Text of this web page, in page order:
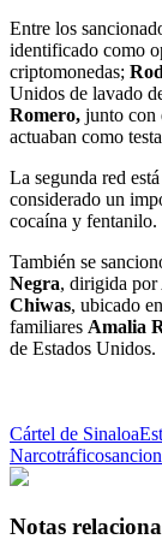
Entre los
identificado como
criptomonedas;
Unidos de lavado
Romero, junto con
actuaban como
La segunda red
considerado un
cocaína y fentanilo.
También se
Negra, dirigida por
Chiwas, ubicado
familiares Amalia
de Estados Unidos.
Cártel de Sinaloa
Narcotráfico
Notas